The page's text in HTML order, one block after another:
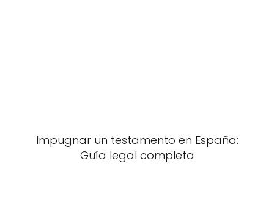
Impugnar un testamento en España:
Guía legal completa